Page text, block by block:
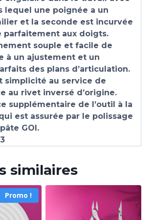
lequel une poignée a un
et la seconde est incurvée
parfaitement aux doigts.
souple et facile de
à un ajustement et un
des plans d’articulation.
simplicité au service de
au rivet inversé d’origine.
supplémentaire de l’outil à la
est assurée par le polissage
GOI.
similaires
Promo !